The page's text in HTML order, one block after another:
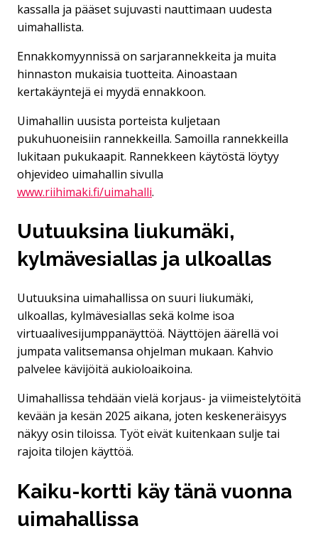
kassalla ja pääset sujuvasti nauttimaan uudesta
uimahallista.
Ennakkomyynnissä on sarjarannekkeita ja muita
hinnaston mukaisia tuotteita. Ainoastaan
kertakäyntejä ei myydä ennakkoon.
Uimahallin uusista porteista kuljetaan
pukuhuoneisiin rannekkeilla. Samoilla rannekkeilla
lukitaan pukukaapit. Rannekkeen käytöstä löytyy
ohjevideo uimahallin sivulla
www.riihimaki.fi/uimahalli.
Uutuuksina liukumäki,
kylmävesiallas ja ulkoallas
Uutuuksina uimahallissa on suuri liukumäki,
ulkoallas, kylmävesiallas sekä kolme isoa
virtuaalivesijumppanäyttöä. Näyttöjen äärellä voi
jumpata valitsemansa ohjelman mukaan. Kahvio
palvelee kävijöitä aukioloaikoina.
Uimahallissa tehdään vielä korjaus- ja viimeistelytöitä
kevään ja kesän 2025 aikana, joten keskeneräisyys
näkyy osin tiloissa. Työt eivät kuitenkaan sulje tai
rajoita tilojen käyttöä.
Kaiku-kortti käy tänä vuonna
uimahallissa